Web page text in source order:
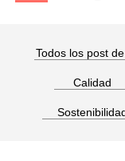
Todos los post
Calidad